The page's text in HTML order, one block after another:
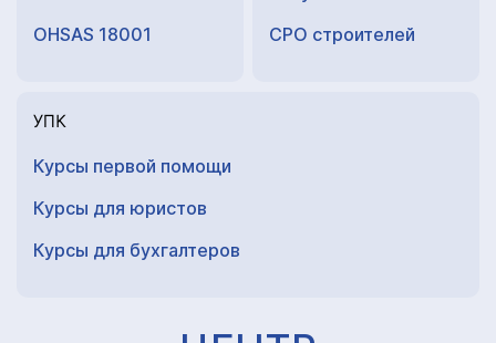
OHSAS 18001
СРО строителей
УПК
Курсы первой помощи
Курсы для юристов
Курсы для бухгалтеров